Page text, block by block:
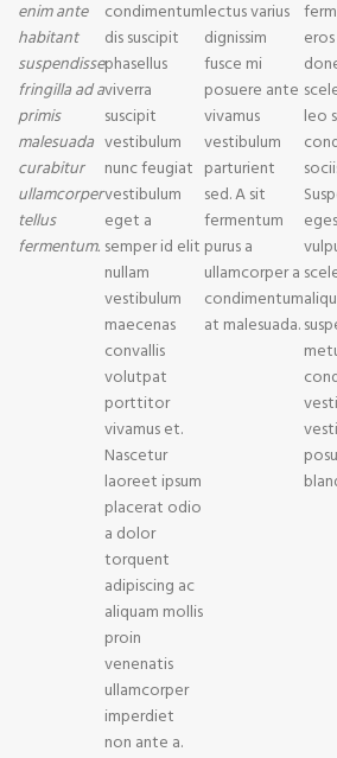
enim ante
habitant
suspendisse
fringilla ad a
primis
malesuada
curabitur
ullamcorper
tellus
fermentum.
condimentum
dis suscipit
phasellus
viverra
suscipit
vestibulum
nunc feugiat
vestibulum
eget a
semper id elit
nullam
vestibulum
maecenas
convallis
volutpat
porttitor
vivamus et.
Nascetur
laoreet ipsum
placerat odio
a dolor
torquent
adipiscing ac
aliquam mollis
proin
venenatis
ullamcorper
imperdiet
non ante a.
lectus varius
dignissim
fusce mi
posuere ante
vivamus
vestibulum
parturient
sed. A sit
fermentum
purus a
ullamcorper a
condimentum
at malesuada.
leo